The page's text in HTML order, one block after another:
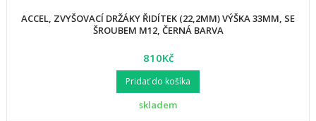
ACCEL, ZVYŠOVACÍ DRŽÁKY ŘIDÍTEK (22,2MM) VÝŠKA 33MM, SE
ŠROUBEM M12, ČERNÁ BARVA
810Kč
Pridať do košíka
skladem